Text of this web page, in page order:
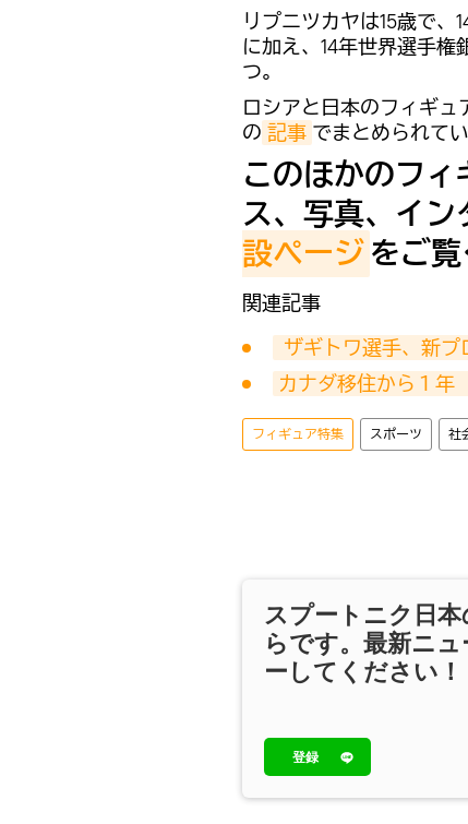
リプニツカヤは15歳で
に加え、14年世界選手
つ。
ロシアと日本のフィギ
の 記事 でまとめられてい
このほかのフ
ス、写真、イ
設ページをご覧
関連記事
ザギトワ選手、新プ
カナダ移住から１年
フィギュア特集 スポーツ 社
スプートニク日
らです。最新ニ
ーしてください！
登録